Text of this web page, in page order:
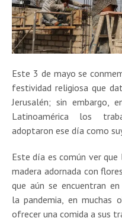
Este 3 de mayo se
festividad religiosa que
Jerusalén; sin embargo,
Latinoamérica los
adoptaron ese día como
Este día es común ver
madera adornada con
que aún se encuentran
la pandemia, en muchas
ofrecer una comida a sus